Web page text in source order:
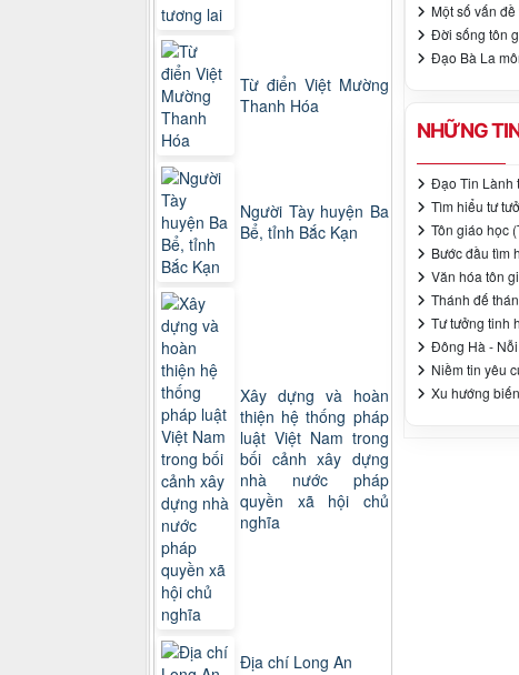
Một số vấn
Đời sống tôn
Đạo Bà La
NHỮNG
Đạo Tin Lành
Tìm hiểu tư
Tôn giáo học
Bước đầu tìm
Văn hóa tôn
Thánh đế
Tư tưởng tinh
Đông Hà -
Niềm tin yêu
Xu hướng
Từ điển Việt Mường
Thanh Hóa
Người Tày huyện Ba
Bể, tỉnh Bắc Kạn
Xây dựng và hoàn
thiện hệ thống pháp
luật Việt Nam trong
bối cảnh xây dựng
nhà nước pháp
quyền xã hội chủ
nghĩa
Địa chí Long An